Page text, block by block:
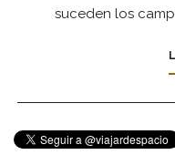
suceden los